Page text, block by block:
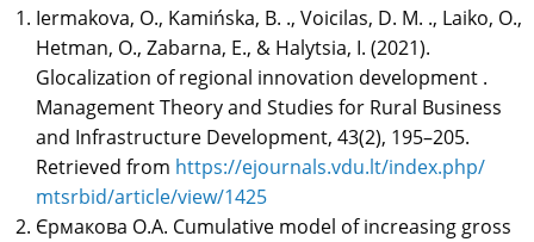
Iermakova, O., Kamińska, B. ., Voicilas, D. M. ., Laiko, O.,
Hetman, O., Zabarna, E., & Halytsia, I. (2021).
Glocalization of regional innovation development .
Management Theory and Studies for Rural Business
and Infrastructure Development, 43(2), 195–205.
Retrieved from https://ejournals.vdu.lt/index.php/
mtsrbid/article/view/1425
Єрмакова О.А. Cumulative model of increasing gross